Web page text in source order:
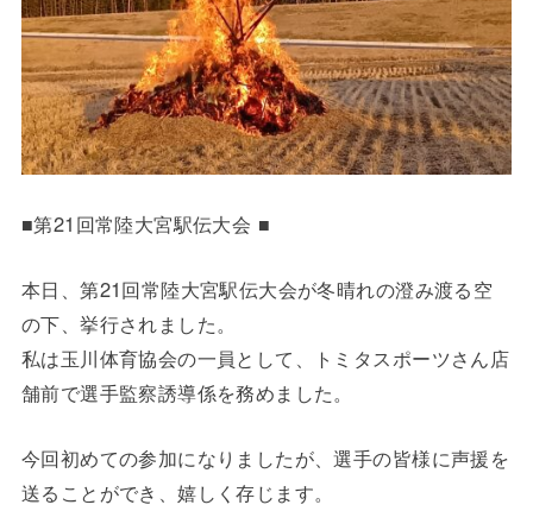
■第21回常陸大宮駅伝大会 ■
本日、第21回常陸大宮駅伝大会が冬晴れの澄み渡る空
の下、挙行されました。
私は玉川体育協会の一員として、トミタスポーツさん店
舗前で選手監察誘導係を務めました。
今回初めての参加になりましたが、選手の皆様に声援を
送ることができ、嬉しく存じます。